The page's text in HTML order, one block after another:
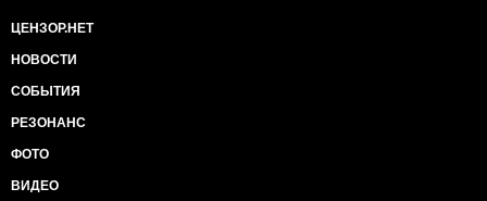
ЦЕНЗОР.НЕТ
НОВОСТИ
СОБЫТИЯ
РЕЗОНАНС
ФОТО
ВИДЕО